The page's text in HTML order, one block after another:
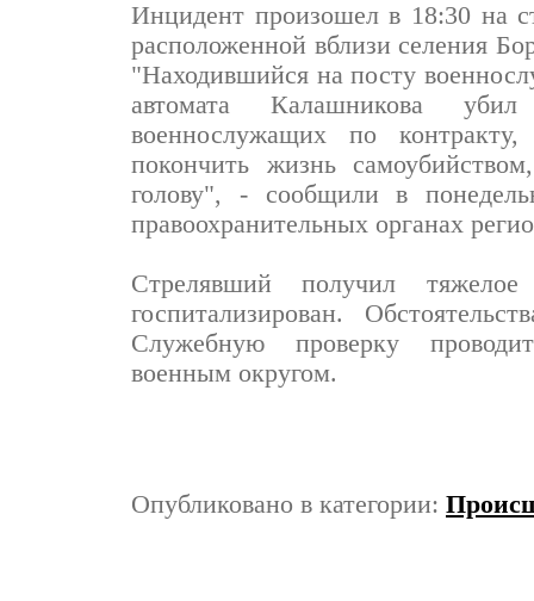
Инцидент произошел в 18:30 на
расположенной вблизи селения
"Находившийся на посту
автомата Калашникова
военнослужащих по
покончить жизнь
голову", - сообщили в
правоохранительных органах
Стрелявший получил
госпитализирован.
Служебную проверку
военным округом.
Опубликовано в категории: